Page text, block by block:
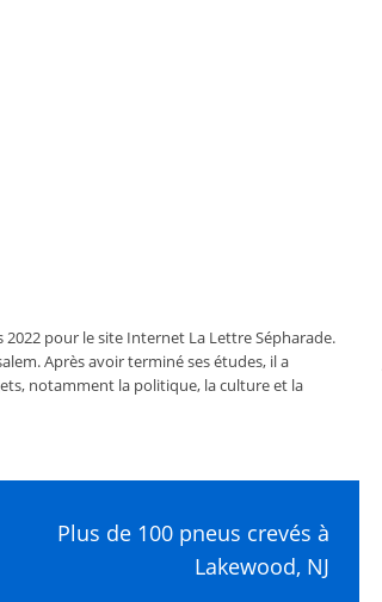
pour le site Internet La Lettre Sépharade.
Après avoir terminé ses études, il a
notamment la politique, la culture et la
Plus de 100 pneus crevés à
Lakewood, NJ